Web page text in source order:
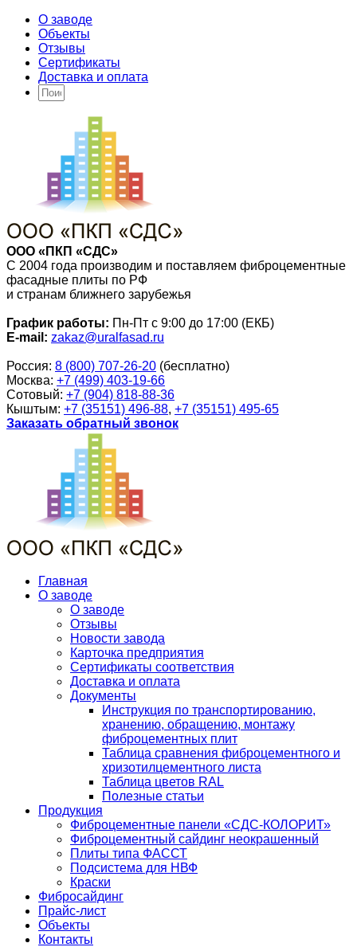
О заводе
Объекты
Отзывы
Сертификаты
Доставка и оплата
ООО «ПКП «СДС»
С 2004 года производим и поставляем фиброцементные
фасадные плиты по РФ
и странам ближнего зарубежья
График работы: Пн-Пт с 9:00 до 17:00 (ЕКБ)
E-mail: zakaz@uralfasad.ru
Россия: 8 (800) 707-26-20 (бесплатно)
Москва: +7 (499) 403-19-66
Сотовый: +7 (904) 818-88-36
Кыштым: +7 (35151) 496-88, +7 (35151) 495-65
Заказать обратный звонок
Главная
О заводе
О заводе
Отзывы
Новости завода
Карточка предприятия
Сертификаты соответствия
Доставка и оплата
Документы
Инструкция по транспортированию,
хранению, обращению, монтажу
фиброцементных плит
Таблица сравнения фиброцементного и
хризотилцементного листа
Таблица цветов RAL
Полезные статьи
Продукция
Фиброцементные панели «СДС-КОЛОРИТ»
Фиброцементный сайдинг неокрашенный
Плиты типа ФАССТ
Подсистема для НВФ
Краски
Фибросайдинг
Прайс-лист
Объекты
Контакты